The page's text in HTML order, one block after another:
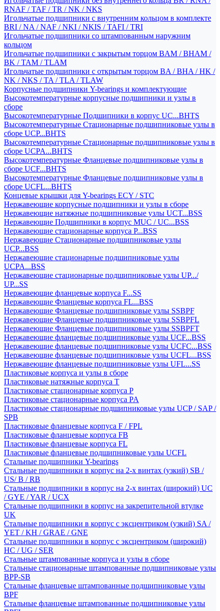
RNAF / TAF / TR / NK / NKS
Игольчатые подшипники с внутренним кольцом в комплекте
BRI / NA / NAF / NKI / NKIS / TAFI / TRI
Игольчатые подшипники со штампованным наружним
кольцом
Игольчатые подшипники с закрытым торцом BAM / BHAM /
BK / TAM / TLAM
Игольчатые подшипники с открытым торцом BA / BHA / HK /
NK / NKS / TA / TLA / TLAW
Корпусные подшипники Y-bearings и комплектующие
Высокотемпературные корпусные подшипники и узлы в
сборе
Высокотемпературные Подшипники в корпус UC...BHTS
Высокотемпературные Стационарные подшипниковые узлы в
сборе UCP...BHTS
Высокотемпературные Стационарные подшипниковые узлы в
сборе UCPA...BHTS
Высокотемпературные Фланцевые подшипниковые узлы в
сборе UCF...BHTS
Высокотемпературные Фланцевые подшипниковые узлы в
сборе UCFL...BHTS
Концевые крышки для Y-bearings ECY / STC
Нержавеющие корпусные подшипники и узлы в сборе
Нержавеющие натяжные подшипниковые узлы UCT...BSS
Нержавеющие Подшипники в корпус MUC / UC...BSS
Нержавеющие стационарные корпуса P...BSS
Нержавеющие Стационарные подшипниковые узлы
UCP...BSS
Нержавеющие стационарные подшипниковые узлы
UCPA...BSS
Нержавеющие стационарные подшипниковые узлы UP.../
UP...SS
Нержавеющие фланцевые корпуса F...SS
Нержавеющие Фланцевые корпуса FL...BSS
Нержавеющие Фланцевые подшипниковые узлы SSBPF
Нержавеющие Фланцевые подшипниковые узлы SSBPFL
Нержавеющие Фланцевые подшипниковые узлы SSBPFT
Нержавеющие фланцевые подшипниковые узлы UCF...BSS
Нержавеющие фланцевые подшипниковые узлы UCFC...BSS
Нержавеющие фланцевые подшипниковые узлы UCFL...BSS
Нержавеющие фланцевые подшипниковые узлы UFL...SS
Пластиковые корпуса и узлы в сборе
Пластиковые натяжные корпуса T
Пластиковые стационарные корпуса P
Пластиковые стационарные корпуса PA
Пластиковые стационарные подшипниковые узлы UCP / SAP /
SPB
Пластиковые фланцевые корпуса F / FPL
Пластиковые фланцевые корпуса FB
Пластиковые фланцевые корпуса FL
Пластиковые фланцевые подшипниковые узлы UCFL
Стальные подшипники Y-bearings
Стальные подшипники в корпус на 2-х винтах (узкий) SB /
US/ B / RB
Стальные подшипники в корпус на 2-х винтах (широкий) UC
/ GYE / YAR / UCX
Стальные подшипники в корпус на закрепительной втулке
UK
Стальные подшипники в корпус с эксцентриком (узкий) SA /
YET / KH / GRAE / GNE
Стальные подшипники в корпус с эксцентриком (широкий)
HC / UG / SER
Стальные штампованные корпуса и узлы в сборе
Стальные стационарные штампованные подшипниковые узлы
BPP-SB
Стальные фланцевые штампованные подшипниковые узлы
BPF
Стальные фланцевые штампованные подшипниковые узлы